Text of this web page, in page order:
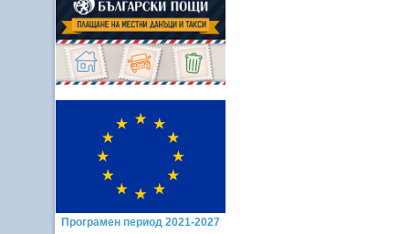
Програмен период 2021-2027